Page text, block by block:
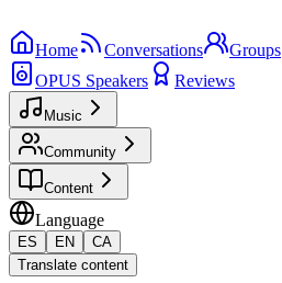
Home Conversations Groups
OPUS Speakers
Reviews
Music
Community
Content
Language
ES EN
CA
Translate content